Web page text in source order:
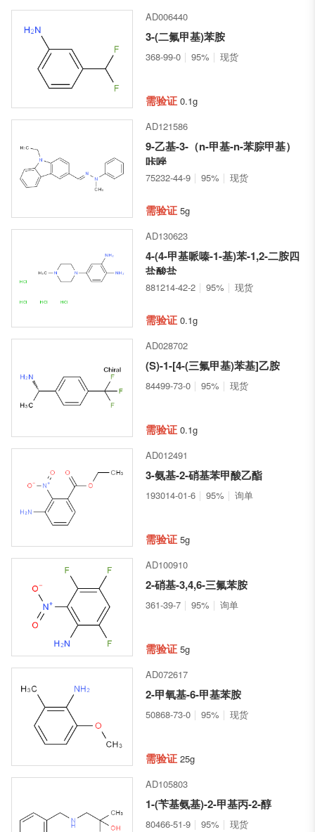
AD006440
3-(二氟甲基)苯胺
368-99-0 95% 现货
需验证 0.1g
AD121586
9-乙基-3-（n-甲基-n-苯腙甲基）
咔唑
75232-44-9 95% 现货
需验证 5g
AD130623
4-(4-甲基哌嗪-1-基)苯-1,2-二胺四
盐酸盐
881214-42-2 95% 现货
需验证 0.1g
AD028702
(S)-1-[4-(三氟甲基)苯基]乙胺
84499-73-0 95% 现货
需验证 0.1g
AD012491
3-氨基-2-硝基苯甲酸乙酯
193014-01-6 95% 询单
需验证 5g
AD100910
2-硝基-3,4,6-三氟苯胺
361-39-7 95% 询单
需验证 5g
AD072617
2-甲氧基-6-甲基苯胺
50868-73-0 95% 现货
需验证 25g
AD105803
1-(苄基氨基)-2-甲基丙-2-醇
80466-51-9 95% 现货